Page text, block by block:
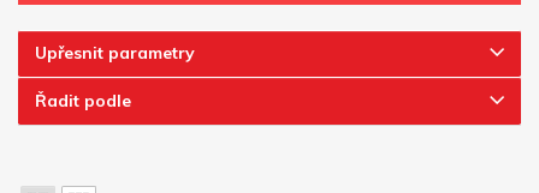
Upřesnit parametry
Řadit podle